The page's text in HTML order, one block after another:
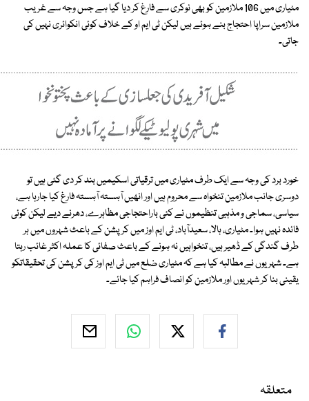
مٹیاری میں 106 ملازمین کو بھی نوکری سے فارغ کر دیا گیا ہے جس وجہ سے غریب
ملازمین سراپا احتجاج بنے ہوئے ہیں لیکن ٹی ایم او کے خلاف کوئی انکوائری نہیں کی
جاتی۔
خورد برد کی وجہ سے ایک طرف مٹیاری میں ترقیاتی اسکیمیں بند کر دی گئی ہیں تو
دوسری جانب ملازمین تنخواہ سے محروم ہیں اور انھیں آہستہ آہستہ فارغ کیا جارہا ہے،
سیاسی، سماجی و مذہبی تنظیموں نے کئی باراحتجاجی مظاہرے، دھرنے دیے لیکن کوئی
فائدہ نہیں ہوا۔ مٹیاری، ہالا، سعیدآباد، ٹی ایم اوز میں کرپشن کے باعث شہروں میں ہر
طرف گندگی کے ڈھیر ہیں، تنخواہیں نہ ہونے کے باعث صفائی کا عملہ اکثر غائب رہتا
ہے۔ شہریوں نے مطالبہ کیا ہے کہ مٹیاری ضلع میں ٹی ایم اوز کی کرپشن کی تحقیقاتکو
یقینی بنا کر شہریوں اور ملازمین کو انصاف فراہم کیا جائے۔
متعلقہ